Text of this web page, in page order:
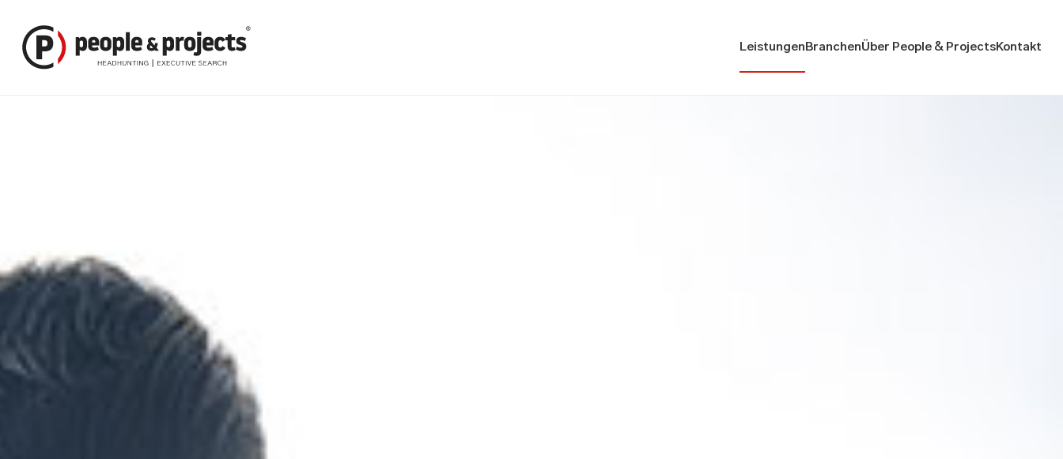
Leistungen BranchenÜber People & Projects Kontakt